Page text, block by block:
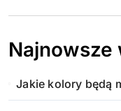
Najnowsze
Jakie kolory będą